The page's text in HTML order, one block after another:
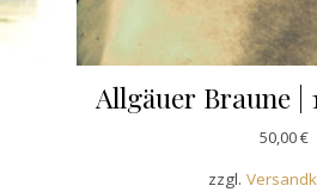
Allgäuer Braune |
50,00€
zzgl.